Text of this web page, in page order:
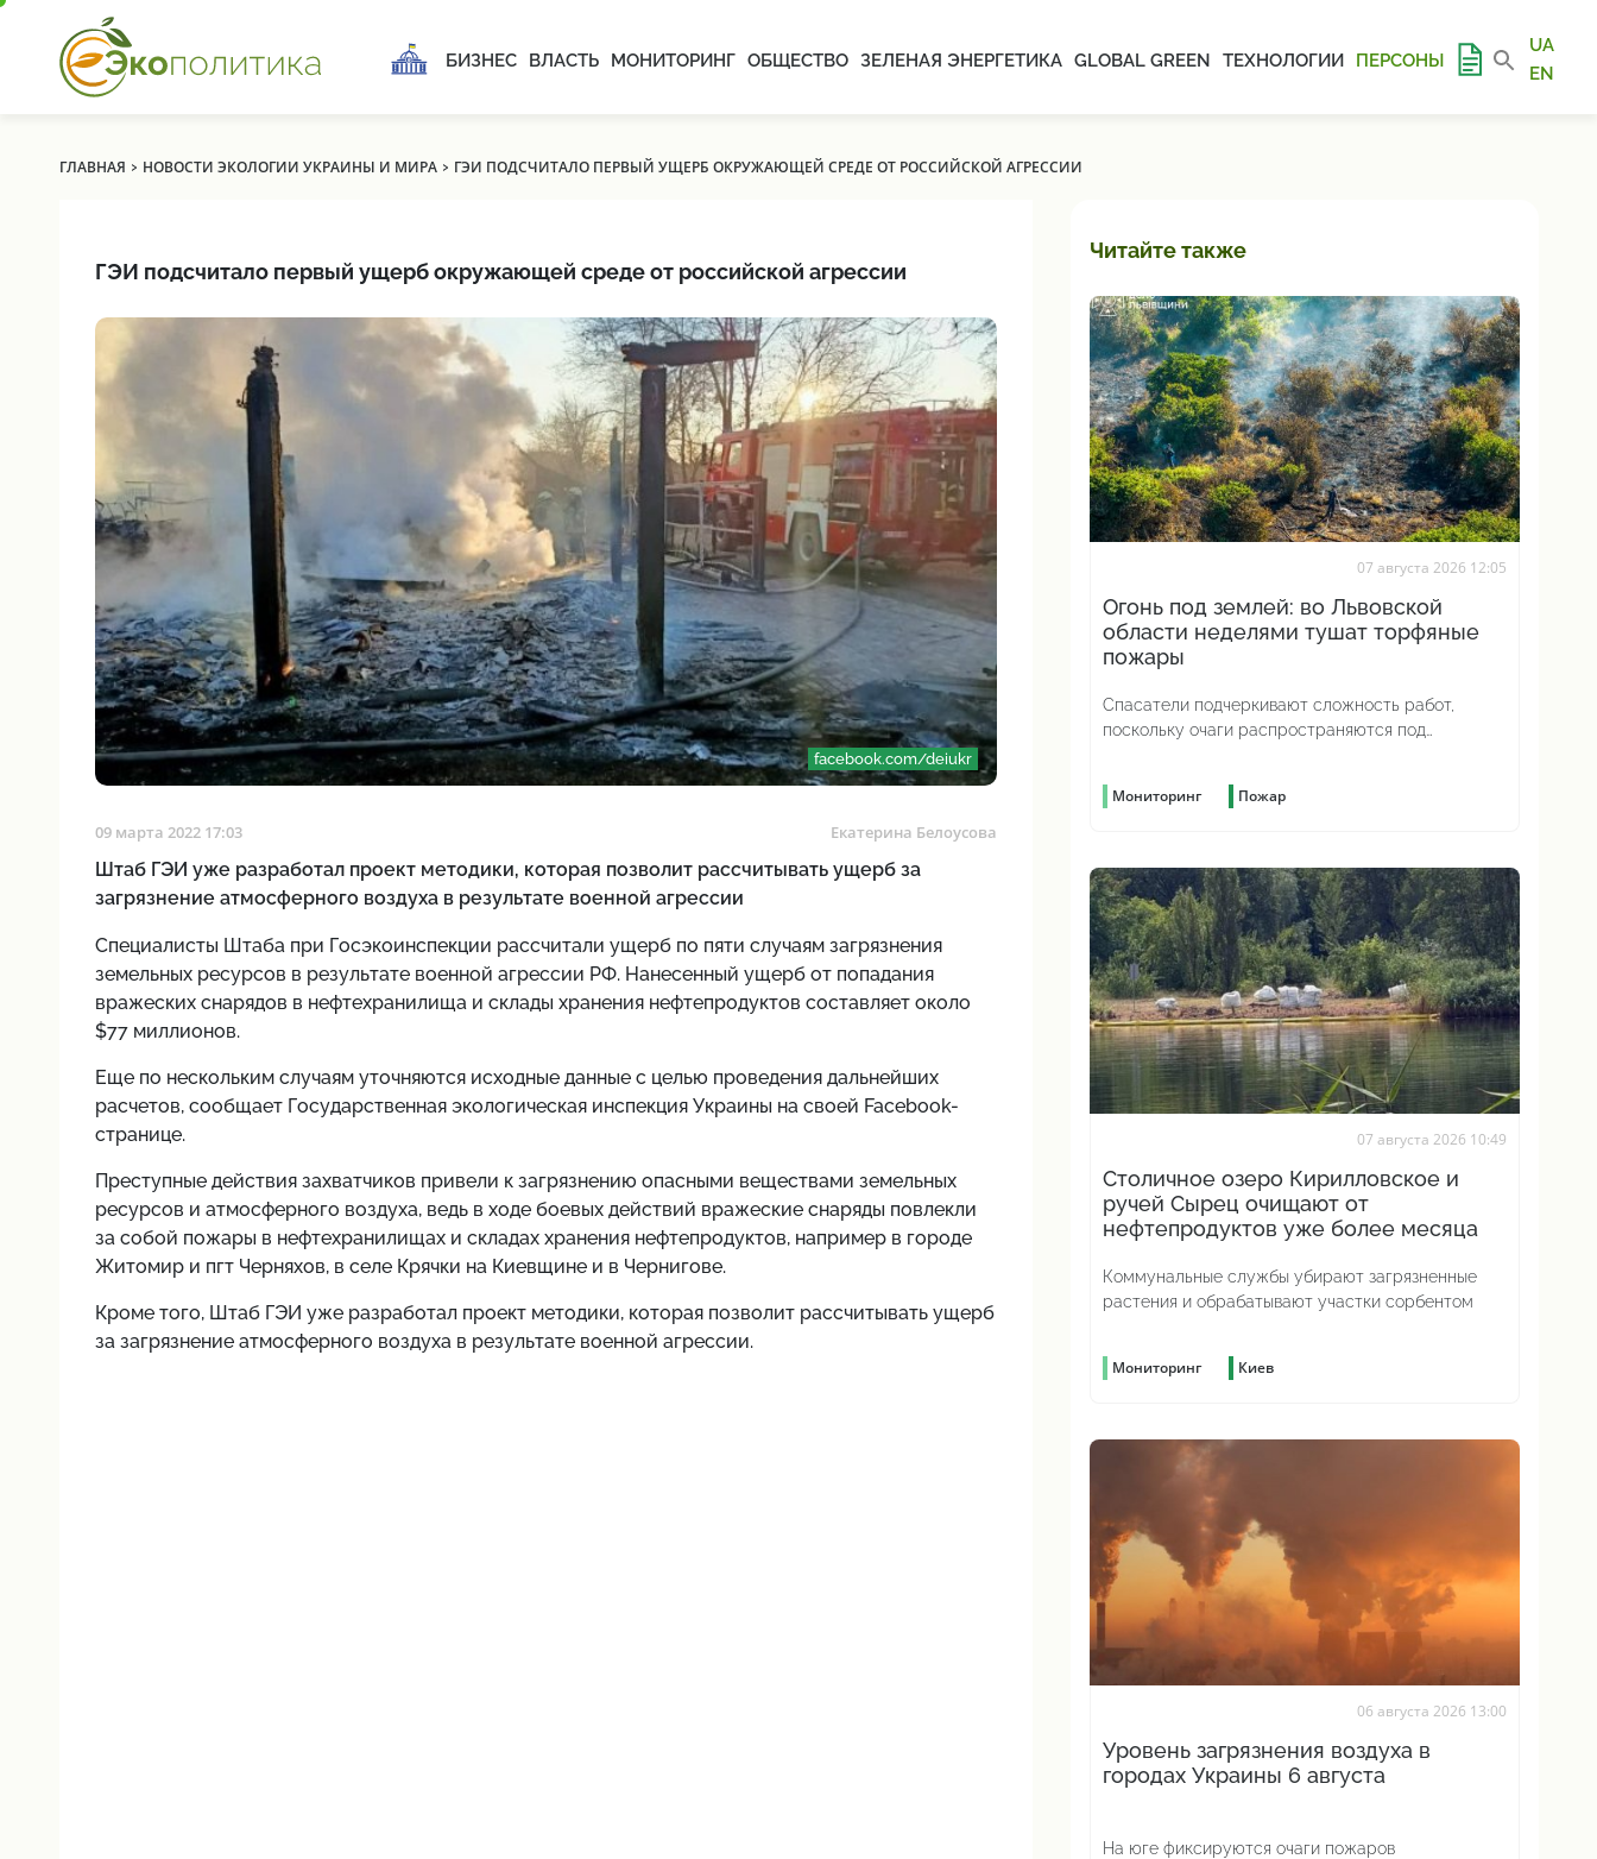
БИЗНЕС ВЛАСТЬ МОНИТОРИНГ ОБЩЕСТВО ЗЕЛЕНАЯ ЭНЕРГЕТИКА GLOBAL GREEN ТЕХНОЛОГИИ ПЕРСОНЫ
UA
EN
ГЛАВНАЯ › НОВОСТИ ЭКОЛОГИИ УКРАИНЫ И МИРА› ГЭИ ПОДСЧИТАЛО ПЕРВЫЙ УЩЕРБ ОКРУЖАЮЩЕЙ СРЕДЕ ОТ РОССИЙСКОЙ АГРЕССИИ
ГЭИ подсчитало первый ущерб окружающей среде от российской агрессии
facebook.com/deiukr
09 марта 2022 17:03 Екатерина Белоусова
Штаб ГЭИ уже разработал проект методики, которая позволит рассчитывать ущерб за
загрязнение атмосферного воздуха в результате военной агрессии
Специалисты Штаба при Госэкоинспекции рассчитали ущерб по пяти случаям загрязнения
земельных ресурсов в результате военной агрессии РФ. Нанесенный ущерб от попадания
вражеских снарядов в нефтехранилища и склады хранения нефтепродуктов составляет около
$77 миллионов.
Еще по нескольким случаям уточняются исходные данные с целью проведения дальнейших
расчетов, сообщает Государственная экологическая инспекция Украины на своей Facebook-
странице.
Преступные действия захватчиков привели к загрязнению опасными веществами земельных
ресурсов и атмосферного воздуха, ведь в ходе боевых действий вражеские снаряды повлекли
за собой пожары в нефтехранилищах и складах хранения нефтепродуктов, например в городе
Житомир и пгт Черняхов, в селе Крячки на Киевщине и в Чернигове.
Кроме того, Штаб ГЭИ уже разработал проект методики, которая позволит рассчитывать ущерб
за загрязнение атмосферного воздуха в результате военной агрессии.
Читайте также
07 августа 2026 12:05
Огонь под землей: во Львовской
области неделями тушат торфяные
пожары
Спасатели подчеркивают сложность работ,
поскольку очаги распространяются под
Мониторинг Пожар
07 августа 2026 10:49
Столичное озеро Кирилловское и
ручей Сырец очищают от
нефтепродуктов уже более месяца
Коммунальные службы убирают загрязненные
растения и обрабатывают участки сорбентом
Мониторинг Киев
06 августа 2026 13:00
Уровень загрязнения воздуха в
городах Украины 6 августа
На юге фиксируются очаги пожаров